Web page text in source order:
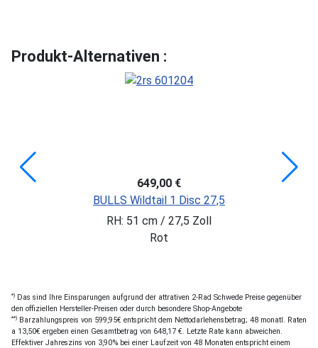
Produkt-Alternativen :
649,00 €
BULLS Wildtail 1 Disc 27,5
RH: 51 cm / 27,5 Zoll
Rot
*) Das sind Ihre Einsparungen aufgrund der attrativen 2-Rad Schwede Preise gegenüber
den offiziellen Hersteller-Preisen oder durch besondere Shop-Angebote
**) Barzahlungspreis von 599,95€ entspricht dem Nettodarlehensbetrag; 48 monatl. Raten
a 13,50€ ergeben einen Gesamtbetrag von 648,17 €. Letzte Rate kann abweichen.
Effektiver Jahreszins von 3,90% bei einer Laufzeit von 48 Monaten entspricht einem